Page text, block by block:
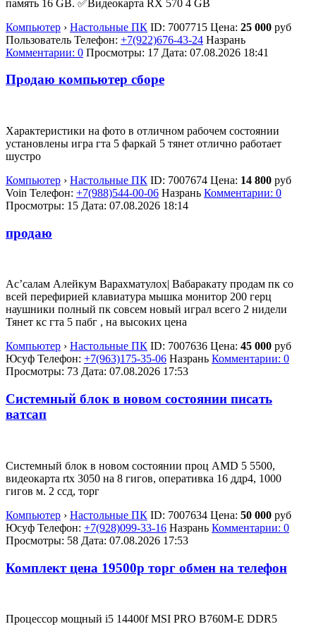
память 16 GB. ✅Видеокарта RX 570 4 GB
Компьютер › Настольные ПК ID: 7007715 Цена: 25 000 руб
Пользователь Телефон: +7(922)676-43-24 Назрань
Комментарии: 0 Просмотры: 17 Дата: 07.08.2026 18:41
Продаю компьютер сборе
Характеристики на фото в отличном рабочем состоянии
установлены игра гта 5 фаркай 5 тянет отлично работает
шустро
Компьютер › Настольные ПК ID: 7007674 Цена: 14 800 руб
Voin Телефон: +7(988)544-00-06 Назрань Комментарии: 0
Просмотры: 15 Дата: 07.08.2026 18:14
продаю
Ас’салам Алейкум Варахматулох| Вабаракату продам пк со
всей перефирией клавиатура мышка монитор 200 герц
наушники полный пк совсем новый играл всего 2 нидели
Тянет кс гта 5 пабг , на высоких цена
Компьютер › Настольные ПК ID: 7007636 Цена: 45 000 руб
Юсуф Телефон: +7(963)175-35-06 Назрань Комментарии: 0
Просмотры: 73 Дата: 07.08.2026 17:53
Системный блок в новом состоянии писать
ватсап
Системный блок в новом состоянии проц AMD 5 5500,
видеокарта rtx 3050 на 8 гигов, оперативка 16 ддр4, 1000
гигов м. 2 ссд, торг
Компьютер › Настольные ПК ID: 7007634 Цена: 50 000 руб
Юсуф Телефон: +7(928)099-33-16 Назрань Комментарии: 0
Просмотры: 58 Дата: 07.08.2026 17:53
Комплект цена 19500р торг обмен на телефон
Процессор мощный i5 14400f MSI PRO B760M-E DDR5